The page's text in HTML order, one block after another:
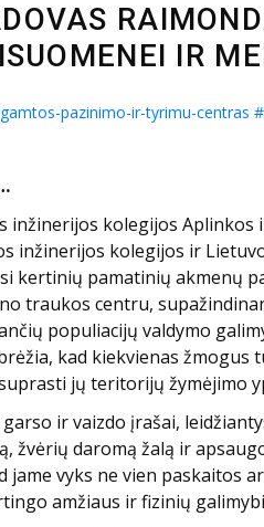
IR
pazinimo-ir-tyrimu-centras
inžinerijos kolegijos
inžinerijos kolegijos ir
kertinių pamatinių akmenų
traukos centru,
populiacijų valdymo
kad kiekvienas
jų teritorijų žymėjimo
ir vaizdo įrašai,
žvėrių daromą žalą ir
jame vyks ne vien
amžiaus ir fizinių